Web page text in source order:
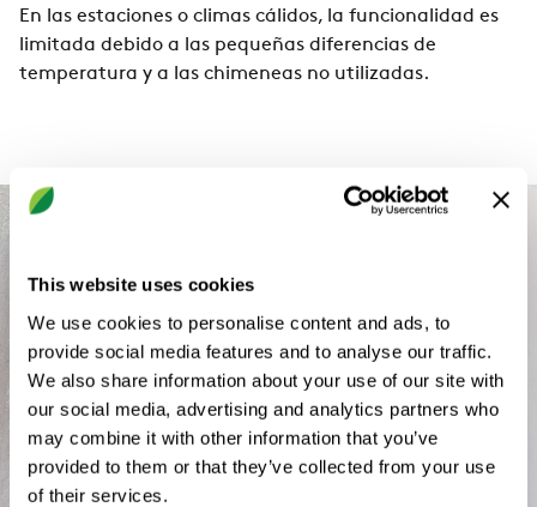
This website uses cookies
We use cookies to personalise content and ads, to
provide social media features and to analyse our traffic.
We also share information about your use of our site with
our social media, advertising and analytics partners who
may combine it with other information that you’ve
provided to them or that they’ve collected from your use
of their services.
En las estaciones o climas cálidos, la funcionalidad es
limitada debido a las pequeñas diferencias de
temperatura y a las chimeneas no utilizadas.